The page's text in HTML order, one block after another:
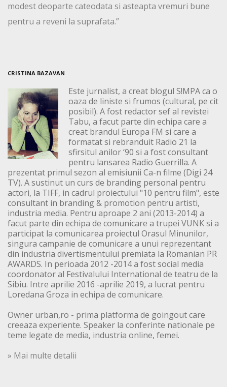
modest deoparte cateodata si asteapta vremuri bune
pentru a reveni la suprafata.”
CRISTINA BAZAVAN
Este jurnalist, a creat blogul S!MPA ca o
oaza de liniste si frumos (cultural, pe cit
posibil). A fost redactor sef al revistei
Tabu, a facut parte din echipa care a
creat brandul Europa FM si care a
formatat si rebranduit Radio 21 la
sfirsitul anilor ‘90 si a fost consultant
pentru lansarea Radio Guerrilla. A
prezentat primul sezon al emisiunii Ca-n filme (Digi 24
TV). A sustinut un curs de branding personal pentru
actori, la TIFF, in cadrul proiectului "10 pentru film", este
consultant in branding & promotion pentru artisti,
industria media. Pentru aproape 2 ani (2013-2014) a
facut parte din echipa de comunicare a trupei VUNK si a
participat la comunicarea proiectul Orasul Minunilor,
singura campanie de comunicare a unui reprezentant
din industria divertismentului premiata la Romanian PR
AWARDS. In perioada 2012 -2014 a fost social media
coordonator al Festivalului International de teatru de la
Sibiu. Intre aprilie 2016 -aprilie 2019, a lucrat pentru
Loredana Groza in echipa de comunicare.
Owner urban,ro - prima platforma de goingout care
creeaza experiente. Speaker la conferinte nationale pe
teme legate de media, industria online, femei.
» Mai multe detalii